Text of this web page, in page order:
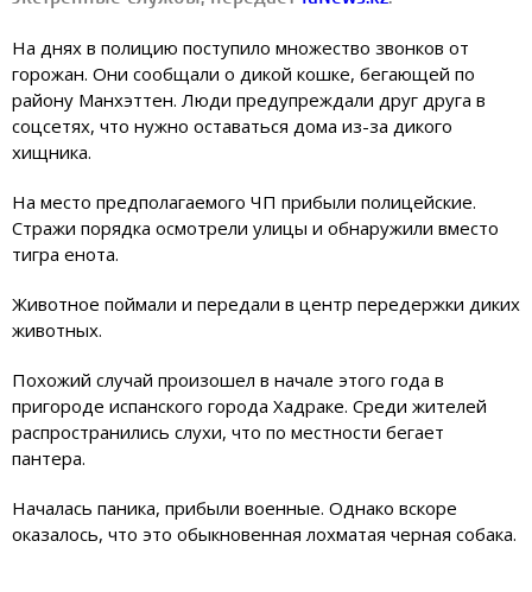
На днях в полицию поступило множество звонков от
горожан. Они сообщали о дикой кошке, бегающей по
району Манхэттен. Люди предупреждали друг друга в
соцсетях, что нужно оставаться дома из-за дикого
хищника.
На место предполагаемого ЧП прибыли полицейские.
Стражи порядка осмотрели улицы и обнаружили вместо
тигра енота.
Животное поймали и передали в центр передержки диких
животных.
Похожий случай произошел в начале этого года в
пригороде испанского города Хадраке. Среди жителей
распространились слухи, что по местности бегает
пантера.
Началась паника, прибыли военные. Однако вскоре
оказалось, что это обыкновенная лохматая черная собака.